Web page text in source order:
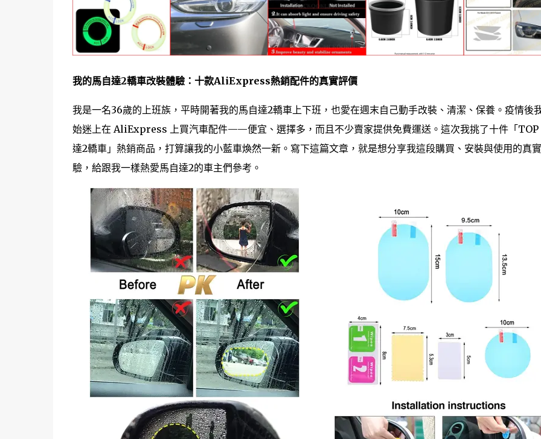
我的馬自達2轎車改裝體驗：十款AliExpress熱銷配件的真實評價
我是一名36歲的上班族，平時開著我的馬自達2轎車上下班，也愛在週末自己動手改裝、清潔、保養。疫情後
始迷上在 AliExpress 上買汽車配件——便宜、選擇多，而且不少賣家提供免費運送。這次我挑了十件「TOP
達2轎車」熱銷商品，打算讓我的小藍車煥然一新。寫下這篇文章，就是想分享我這段購買、安裝與使用的真
驗，給跟我一樣熱愛馬自達2的車主們參考。